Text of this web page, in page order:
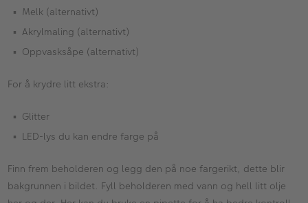
Melk (alternativt)
Akrylmaling (alternativt)
Oppvasksåpe (alternativt)
For å krydre litt ekstra:
Glitter
LED-lys du kan endre farge på
Finn frem beholderen og legg den på noe fargerikt, dette blir
bakgrunnen i bildet. Fyll beholderen med vann og hell litt olje